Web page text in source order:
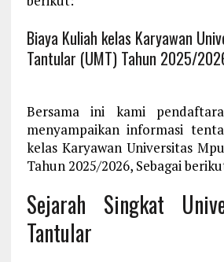
Biaya Kuliah kelas Karyawan
Tantular (UMT) Tahun 2025/
Bersama ini kami
menyampaikan informasi
kelas Karyawan Universitas
Tahun 2025/2026, Sebagai
Sejarah Singkat
Tantular